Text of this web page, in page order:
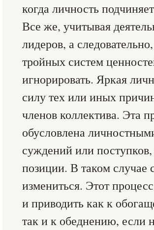
когда личность
Все же, учитывая
лидеров, а
тройных систем
игнорировать. Яркая
силу тех или иных
членов коллектива. Эта
обусловлена
суждений или
позиции. В таком случае
измениться. Этот
и приводить как к
так и к обеднению, если